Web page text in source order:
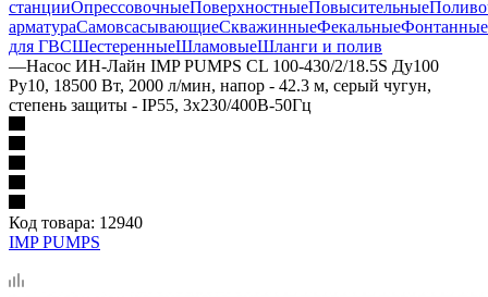
станцииОпрессовочныеПоверхностныеПовысительные
арматураСамовсасывающиеСкважинныеФекальныеФонтанные
для ГВСШестеренныеШламовыеШланги и полив
—Насос ИН-Лайн IMP PUMPS CL 100-430/2/18.5S Ду100
Ру10, 18500 Вт, 2000 л/мин, напор - 42.3 м, серый чугун,
степень защиты - IP55, 3x230/400B-50Гц
Код товара: 12940
IMP PUMPS